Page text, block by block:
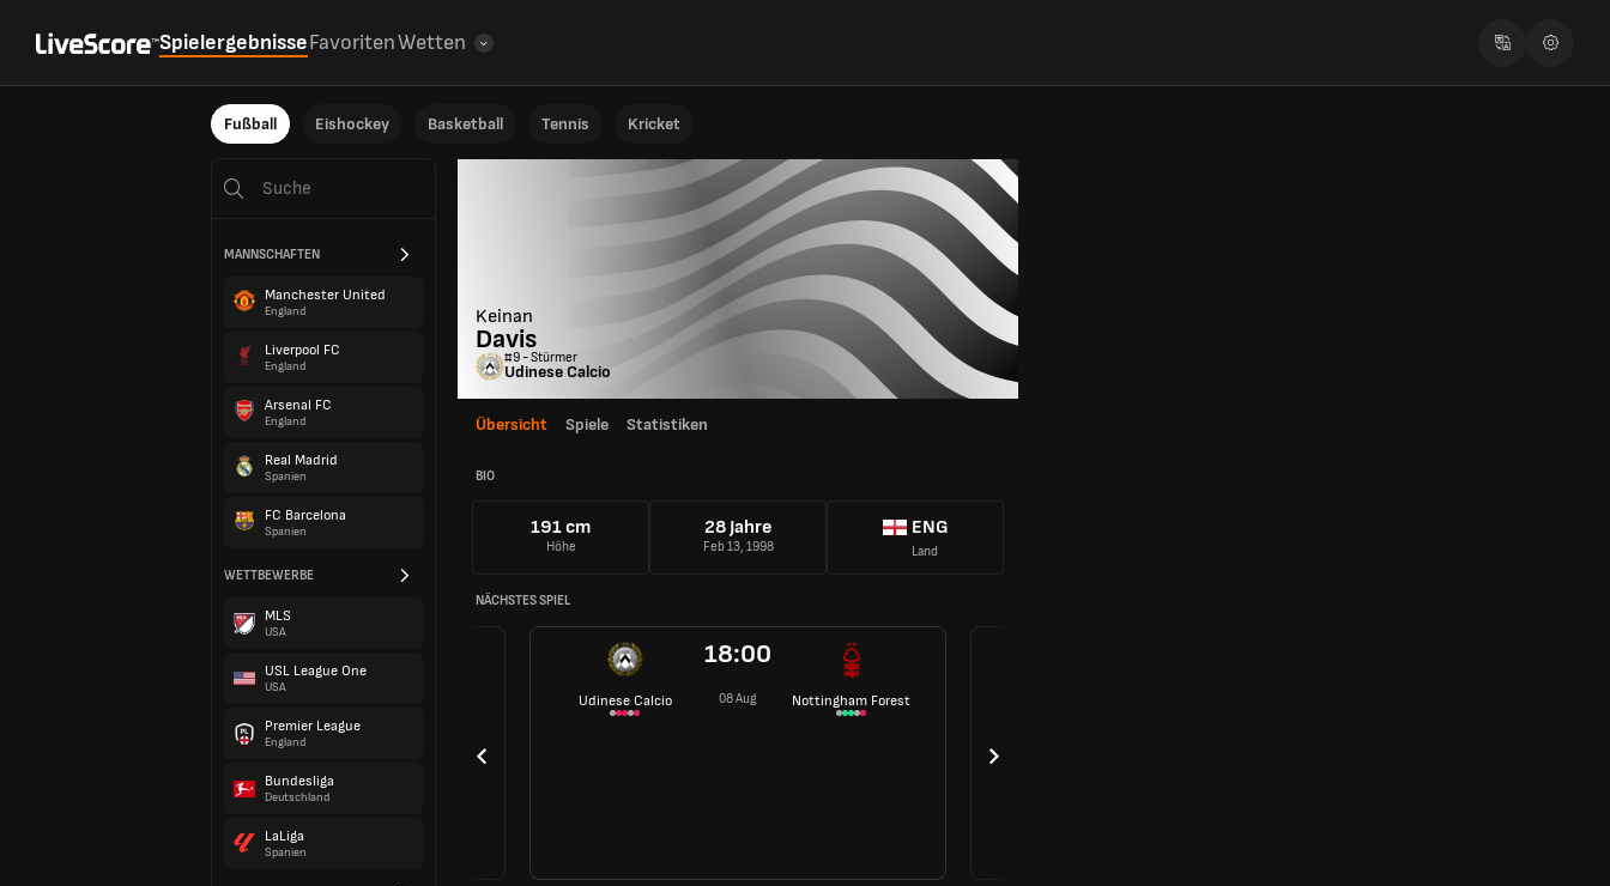
SpielergebnisseFavoritenWetten
Fußball Eishockey Basketball Tennis Kricket
MANNSCHAFTEN
Manchester United
England
Liverpool FC
England
Arsenal FC
England
Real Madrid
Spanien
FC Barcelona
Spanien
WETTBEWERBE
MLS
USA
USL League One
USA
Premier League
England
Bundesliga
Deutschland
LaLiga
Spanien
Keinan
Davis
#9 - Stürmer
Udinese Calcio
Übersicht Spiele Statistiken
BIO
191 cm
Höhe
28 Jahre
Feb 13, 1998
ENG
Land
NÄCHSTES SPIEL
Udinese Calcio
18:00
08 Aug Nottingham Forest